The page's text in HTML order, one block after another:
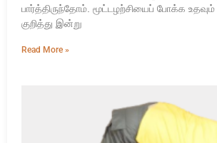
பார்த்திருந்தோம். மூட்டழற்சியைப் போக்க
குறித்து இன்று
Read More »